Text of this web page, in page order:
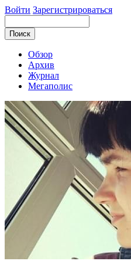
Войти Зарегистрироваться
Обзор
Архив
Журнал
Мегаполис